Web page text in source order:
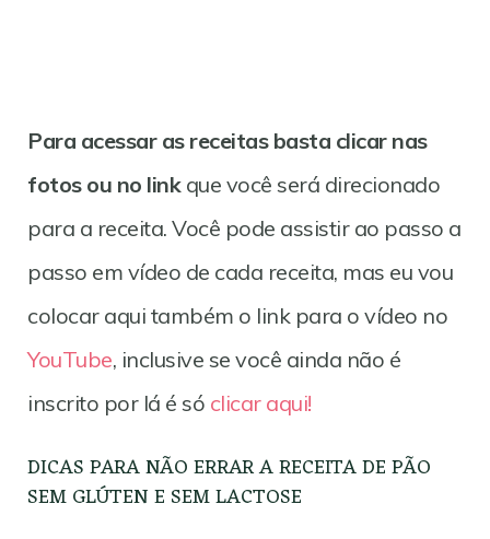
Para acessar as receitas basta clicar nas
fotos ou no linkque você será direcionado
para a receita. Você pode assistir ao passo a
passo em vídeo de cada receita, mas eu vou
colocar aqui também o link para o vídeo no
YouTube, inclusive se você ainda não é
inscrito por lá é só clicar aqui!
DICAS PARA NÃO ERRAR A RECEITA DE PÃO
SEM GLÚTEN E SEM LACTOSE